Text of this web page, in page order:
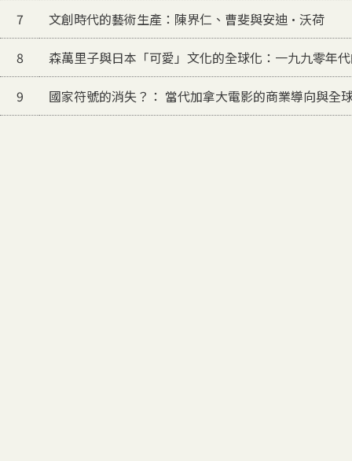
7 文創時代的藝術生產：陳界仁、曹斐與安迪·沃荷
8 森萬里子與日本「可愛」文化的全球化：一九九零年
9 國家符號的消失？： 當代加拿大電影的商業導向與全